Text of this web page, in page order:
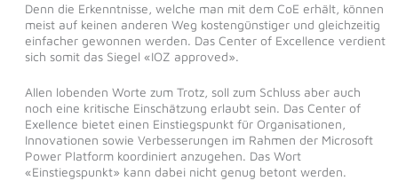
Denn die Erkenntnisse, welche man mit dem CoE erhält, können
meist auf keinen anderen Weg kostengünstiger und gleichzeitig
einfacher gewonnen werden. Das Center of Excellence verdient
sich somit das Siegel «IOZ approved».
Allen lobenden Worte zum Trotz, soll zum Schluss aber auch
noch eine kritische Einschätzung erlaubt sein. Das Center of
Exellence bietet einen Einstiegspunkt für Organisationen,
Innovationen sowie Verbesserungen im Rahmen der Microsoft
Power Platform koordiniert anzugehen. Das Wort
«Einstiegspunkt» kann dabei nicht genug betont werden.